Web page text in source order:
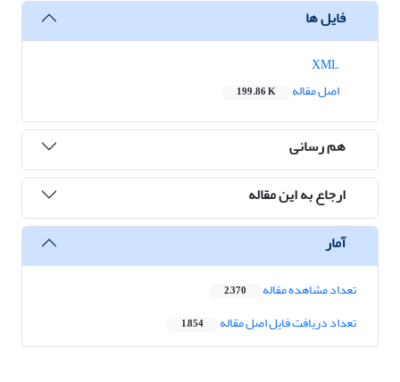
فایل ها
اصل مقاله
199.86 K
هم رسانی
ارجاع به این مقاله
آمار
تعداد مشاهده مقاله 2,370
تعداد دریافت فایل اصل مقاله 1,854